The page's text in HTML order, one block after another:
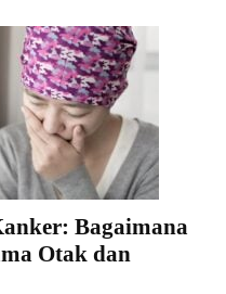
Bagaimana
Otak dan